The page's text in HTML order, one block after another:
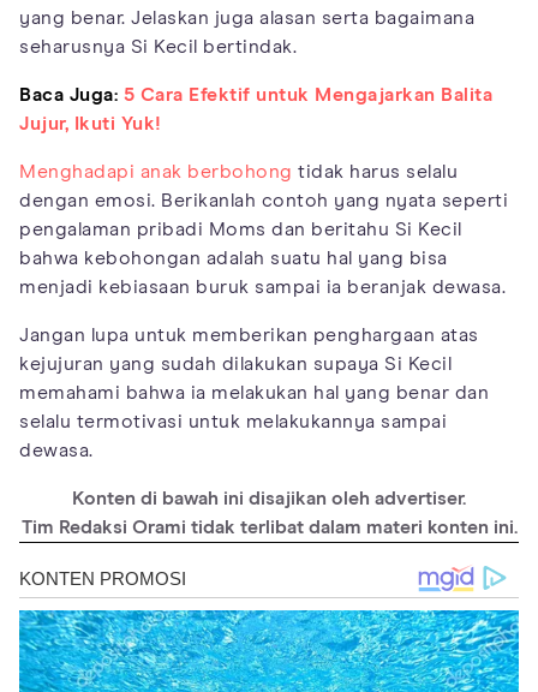
yang benar. Jelaskan juga alasan serta bagaimana
seharusnya Si Kecil bertindak.
Baca Juga: 5 Cara Efektif untuk Mengajarkan Balita
Jujur, Ikuti Yuk!
Menghadapi anak berbohong tidak harus selalu
dengan emosi. Berikanlah contoh yang nyata seperti
pengalaman pribadi Moms dan beritahu Si Kecil
bahwa kebohongan adalah suatu hal yang bisa
menjadi kebiasaan buruk sampai ia beranjak dewasa.
Jangan lupa untuk memberikan penghargaan atas
kejujuran yang sudah dilakukan supaya Si Kecil
memahami bahwa ia melakukan hal yang benar dan
selalu termotivasi untuk melakukannya sampai
dewasa.
Konten di bawah ini disajikan oleh advertiser.
Tim Redaksi Orami tidak terlibat dalam materi konten ini.